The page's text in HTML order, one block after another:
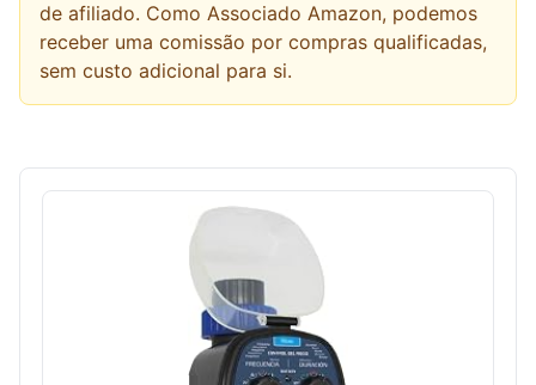
de afiliado. Como Associado Amazon, podemos
receber uma comissão por compras qualificadas,
sem custo adicional para si.